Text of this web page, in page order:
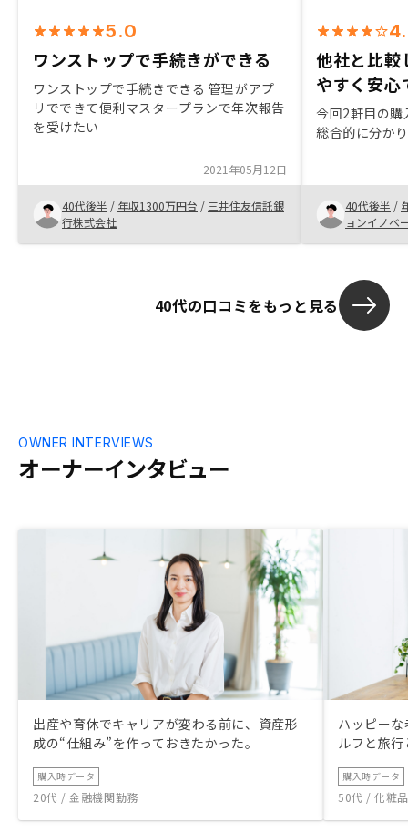
5.0
ワンストップで手続きができる
ワンストップで手続きできる 管理がアプ
リでできて便利マスタープランで年次報告
を受けたい
2021年05月12日
40代後半 / 年収1300万円台 / 三井住友信託銀
行株式会社
他社と比較
やすく安心
今回2軒目の
総合的に分か
40代後半 /
ョンイノベ
40代の口コミをもっと見る
オーナーインタビュー
OWNER INTERVIEWS
出産や育休でキャリアが変わる前に、資産形
成の“仕組み”を作っておきたかった。
購入時データ
20代 / 金融機関勤務
ハッピー
ルフと旅
購入時データ
50代 / 化粧